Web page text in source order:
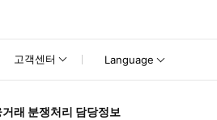
고객센터 Language
래 분쟁처리 담당정보